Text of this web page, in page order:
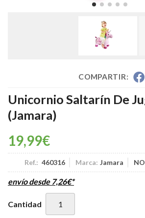
COMPARTIR:
Unicornio Saltarín De
(Jamara)
19,99€
Ref.: 460316 Marca: Jamara
envío desde 7,26€*
Cantidad